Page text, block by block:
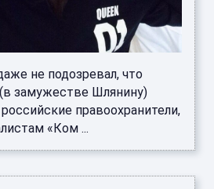
не подозревал, что
замужестве Шлянину)
правоохранители,
«Ком ...